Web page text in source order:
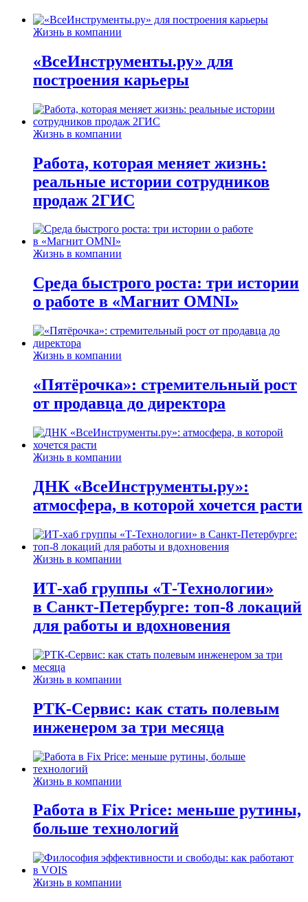
Жизнь в компании
«ВсеИнструменты.ру» для
построения карьеры
Жизнь в компании
Работа, которая меняет жизнь:
реальные истории сотрудников
продаж 2ГИС
Жизнь в компании
Среда быстрого роста: три истории
о работе в «Магнит OMNI»
Жизнь в компании
«Пятёрочка»: стремительный рост
от продавца до директора
Жизнь в компании
ДНК «ВсеИнструменты.ру»:
атмосфера, в которой хочется расти
Жизнь в компании
ИТ-хаб группы «Т-Технологии»
в Санкт-Петербурге: топ-8 локаций
для работы и вдохновения
Жизнь в компании
РТК-Сервис: как стать полевым
инженером за три месяца
Жизнь в компании
Работа в Fix Price: меньше рутины,
больше технологий
Жизнь в компании